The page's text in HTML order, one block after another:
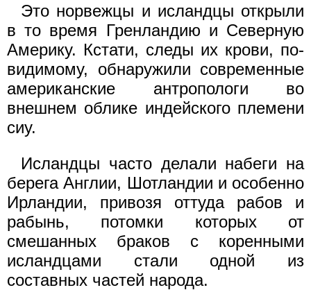
Это норвежцы и исландцы открыли
в то время Гренландию и Северную
Америку. Кстати, следы их крови, по-
видимому, обнаружили современные
американские антропологи во
внешнем облике индейского племени
сиу.
Исландцы часто делали набеги на
берега Англии, Шотландии и особенно
Ирландии, привозя оттуда рабов и
рабынь, потомки которых от
смешанных браков с коренными
исландцами стали одной из
составных частей народа.